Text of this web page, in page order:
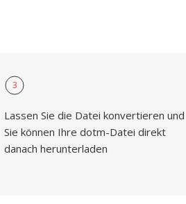
3
Lassen Sie die Datei konvertieren und
Sie können Ihre dotm-Datei direkt
danach herunterladen